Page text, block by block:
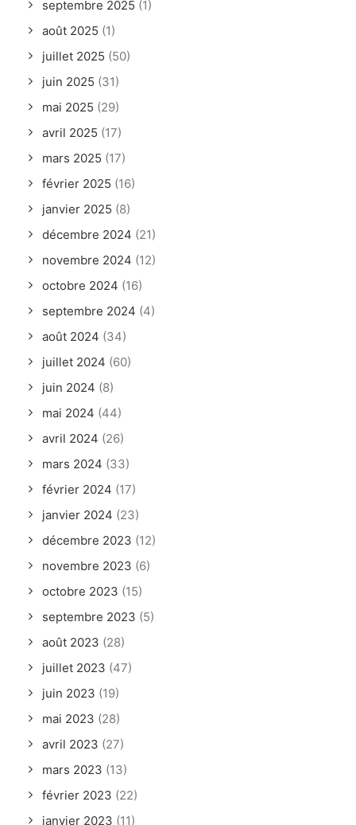
septembre 2025 (1)
août 2025 (1)
juillet 2025 (50)
juin 2025 (31)
mai 2025 (29)
avril 2025 (17)
mars 2025 (17)
février 2025 (16)
janvier 2025 (8)
décembre 2024 (21)
novembre 2024 (12)
octobre 2024 (16)
septembre 2024 (4)
août 2024 (34)
juillet 2024 (60)
juin 2024 (8)
mai 2024 (44)
avril 2024 (26)
mars 2024 (33)
février 2024 (17)
janvier 2024 (23)
décembre 2023 (12)
novembre 2023 (6)
octobre 2023 (15)
septembre 2023 (5)
août 2023 (28)
juillet 2023 (47)
juin 2023 (19)
mai 2023 (28)
avril 2023 (27)
mars 2023 (13)
février 2023 (22)
janvier 2023 (11)